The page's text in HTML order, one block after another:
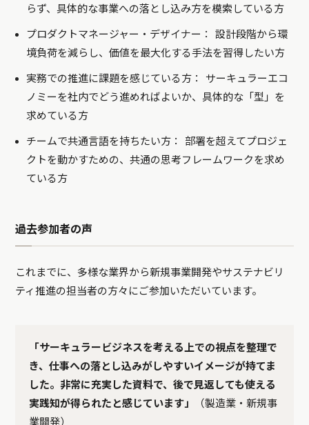
らず、具体的な事業への落とし込み方を模索している方
プロダクトマネージャー・デザイナー： 設計段階から環
境負荷を減らし、価値を最大化する手法を習得したい方
実務での推進に課題を感じている方： サーキュラーエコ
ノミーを社内でどう進めればよいか、具体的な「型」を
求めている方
チームで共通言語を持ちたい方： 部署を超えてプロジェ
クトを動かすための、共通の思考フレームワークを求め
ている方
過去参加者の声
これまでに、多様な業界から新規事業開発やサステナビリ
ティ推進の担当者の方々にご参加いただいています。
「サーキュラービジネスを考える上での視点を整理で
き、仕事への落とし込みがしやすいイメージが持てま
した。非常に充実した資料で、後で見返しても使える
実践知が得られたと感じています」
（製造業・新規事
業開発）